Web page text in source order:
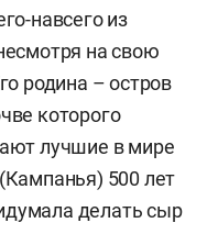
навсего из
на свою
родина – остров
которого
лучшие в мире
500 лет
делать сыр